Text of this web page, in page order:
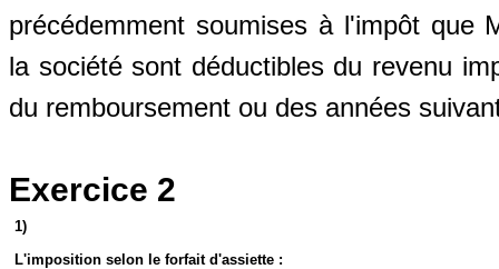
précédemment soumises à l'impôt que
la société sont déductibles du revenu
du remboursement ou des années
Exercice 2
1)
L'imposition selon le forfait d'assiette :